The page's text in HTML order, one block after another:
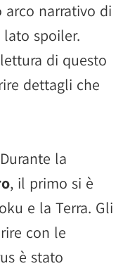
narrativo di
spoiler.
di questo
dettagli che
la
, il primo si è
e la Terra. Gli
con le
è stato